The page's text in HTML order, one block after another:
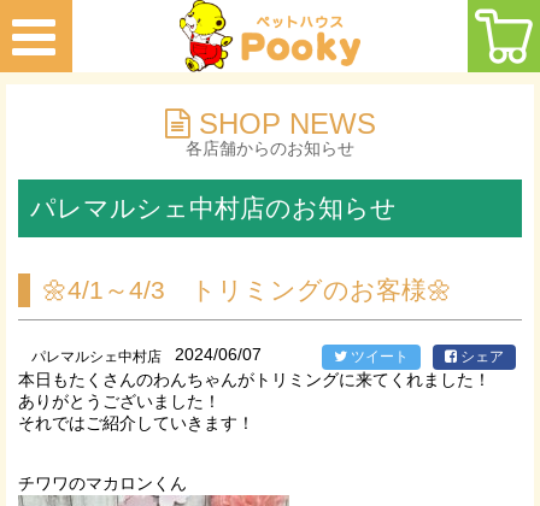
SHOP NEWS
各店舗からのお知らせ
パレマルシェ中村店のお知らせ
🌼4/1～4/3 トリミングのお客様🌼
パレマルシェ中村店 2024/06/07 ツイート シェア
本日もたくさんのわんちゃんがトリミングに来てくれました！
ありがとうございました！
それではご紹介していきます！
チワワのマカロンくん